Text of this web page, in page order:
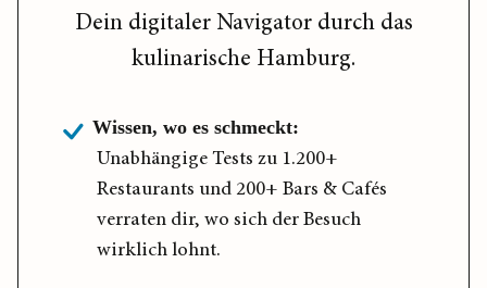
Dein digitaler Navigator durch das
kulinarische Hamburg.
Wissen, wo es schmeckt:
Unabhängige Tests zu 1.200+
Restaurants und 200+ Bars & Cafés
verraten dir, wo sich der Besuch
wirklich lohnt.